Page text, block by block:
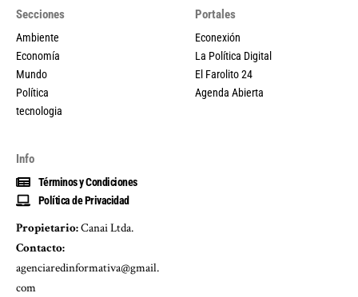
Secciones
Ambiente
Economía
Mundo
Política
tecnologia
Portales
Econexión
La Política Digital
El Farolito 24
Agenda Abierta
Info
Términos y Condiciones
Política de Privacidad
Propietario:Canai Ltda.
Contacto:
agenciaredinformativa@gmail.
com